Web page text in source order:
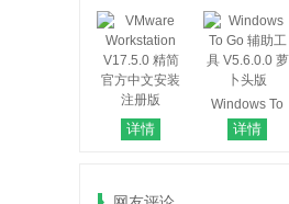
VMware
Workstation
详情
Windows To
Go 辅助工具
V5.6.0.0 萝卜
详情